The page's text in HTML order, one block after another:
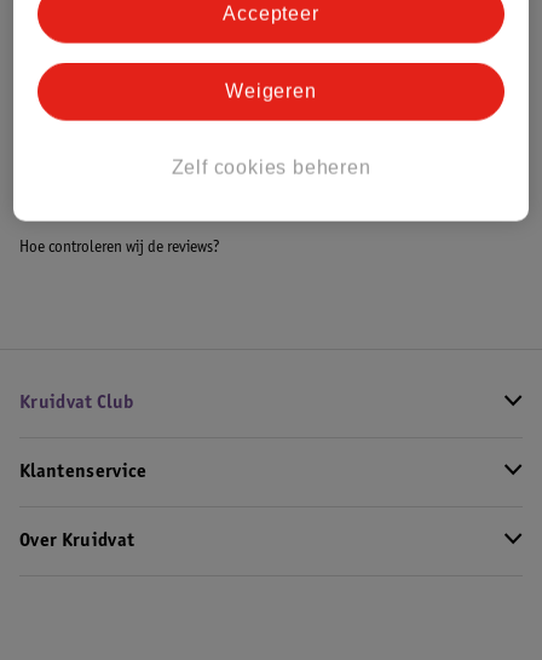
Bestel & Bezorginformatie
Hoe controleren wij de reviews?
Kruidvat Club
Klantenservice
Over Kruidvat
Zelf cookies beheren
Weigeren
Accepteer